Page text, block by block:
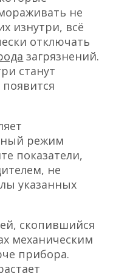
не
изнутри, всё
отключать
загрязнений.
станут
режим
показатели,
не
указанных
скопившийся
механическим
прибора.